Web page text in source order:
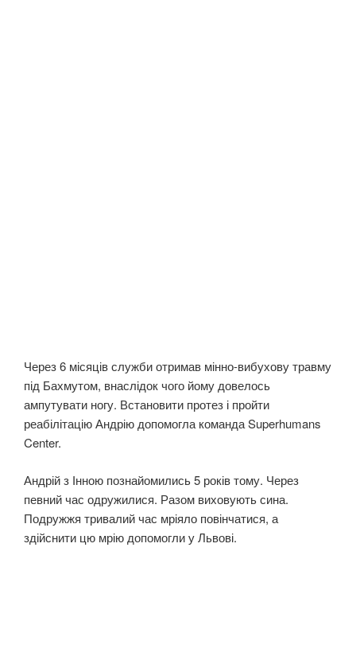
Через 6 місяців служби отримав мінно-вибухову травму
під Бахмутом, внаслідок чого йому довелось
ампутувати ногу. Встановити протез і пройти
реабілітацію Андрію допомогла команда Superhumans
Center.
Андрій з Інною познайомились 5 років тому. Через
певний час одружилися. Разом виховують сина.
Подружжя тривалий час мріяло повінчатися, а
здійснити цю мрію допомогли у Львові.